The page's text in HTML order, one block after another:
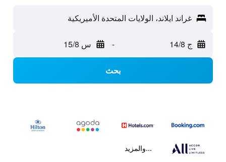
غراند ايلاند، الولايات المتحدة الأميريكية
ج 14/8 - س 15/8
بحث
...والمزيد